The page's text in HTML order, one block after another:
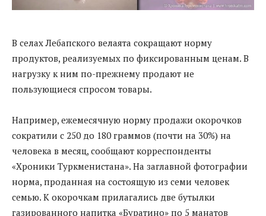
В селах Лебапского велаята сокращают норму
продуктов, реализуемых по фиксированным ценам. В
нагрузку к ним по-прежнему продают не
пользующиеся спросом товары.
Например, ежемесячную норму продажи окорочков
сократили с 250 до 180 граммов (почти на 30%) на
человека в месяц, сообщают корреспонденты
«Хроники Туркменистана». На заглавной фотографии
норма, проданная на состоящую из семи человек
семью. К окорочкам прилагались две бутылки
газированного напитка «Буратино» по 5 манатов